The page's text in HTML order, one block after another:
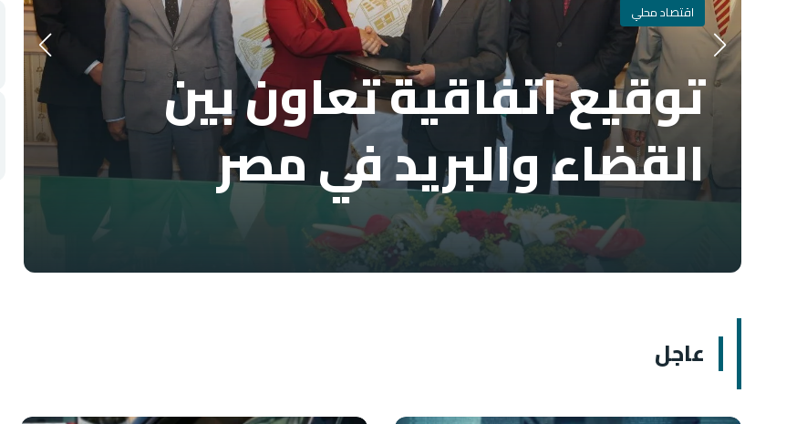
اقتصاد محلي
توقيع اتفاقية تعاون بين
القضاء والبريد في مصر
عاجل